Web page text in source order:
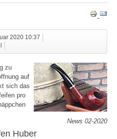
2020 10:37
News 02-2020
zu
auf
sich das
pro
Huber